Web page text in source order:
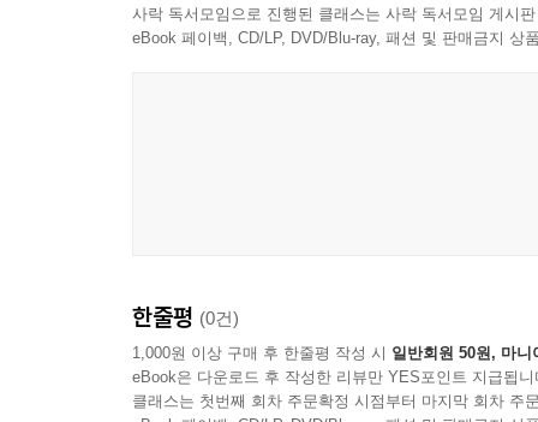
사락 독서모임으로 진행된 클래스는 사락 독서모임 게시
eBook 페이백, CD/LP, DVD/Blu-ray, 패션 및 판매금지 상
한줄평 (0건)
1,000원 이상 구매 후 한줄평 작성 시 일반회원 50원, 마니
eBook은 다운로드 후 작성한 리뷰만 YES포인트 지급됩니
클래스는 첫번째 회차 주문확정 시점부터 마지막 회차 주